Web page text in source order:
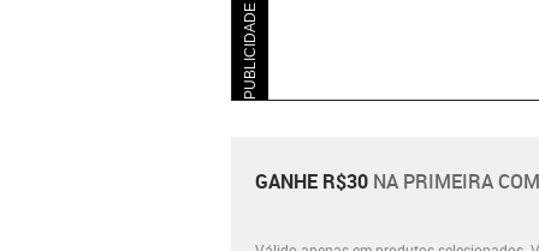
PUBLICIDADE
GANHE R$30 NA PRIMEIRA